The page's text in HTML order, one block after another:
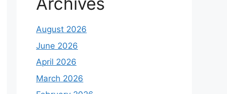
August 2026
June 2026
April 2026
March 2026